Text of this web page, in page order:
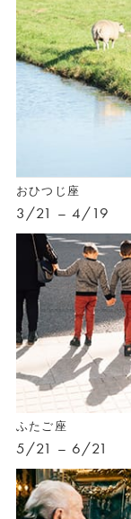
おひつじ座
3/21 – 4/19
ふたご座
5/21 – 6/21